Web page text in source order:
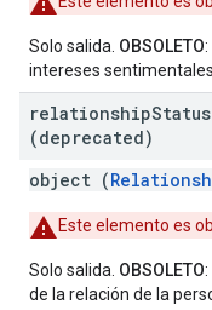
Solo salida. OBSOLETO
intereses
relationship
(deprecated)
object (
Este elemento es
Solo salida. OBSOLETO
de la relación de la